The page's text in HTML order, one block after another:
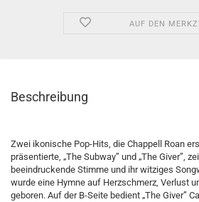
AUF DEN
Beschreibung
Zwei ikonische Pop-Hits, die Chappell Roan
präsentierte, „The Subway” und „The Giver”,
beeindruckende Stimme und ihr witziges
wurde eine Hymne auf Herzschmerz, Verlust
geboren. Auf der B-Seite bedient „The Giver”